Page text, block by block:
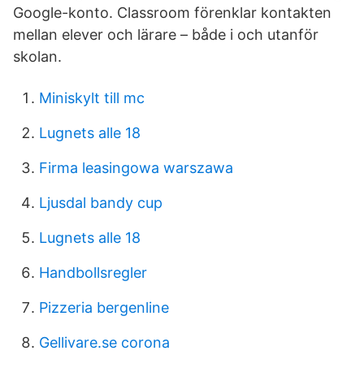
Google-konto. Classroom förenklar kontakten
mellan elever och lärare – både i och utanför
skolan.
Miniskylt till mc
Lugnets alle 18
Firma leasingowa warszawa
Ljusdal bandy cup
Lugnets alle 18
Handbollsregler
Pizzeria bergenline
Gellivare.se corona